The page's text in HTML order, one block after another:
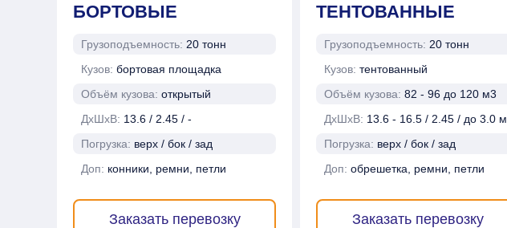
БОРТОВЫЕ
Грузоподъемность: 20 тонн
Кузов: бортовая площадка
Объём кузова: открытый
ДхШхВ: 13.6 / 2.45 / -
Погрузка: верх / бок / зад
Доп: конники, ремни, петли
Заказать перевозку
ТЕНТОВАННЫЕ
Грузоподъемность: 20 тонн
Кузов: тентованный
Объём кузова: 82 - 96 до 120 м3
ДхШхВ: 13.6 - 16.5 / 2.45 / до 3.0 м
Погрузка: верх / бок / зад
Доп: обрешетка, ремни, петли
Заказать перевозку